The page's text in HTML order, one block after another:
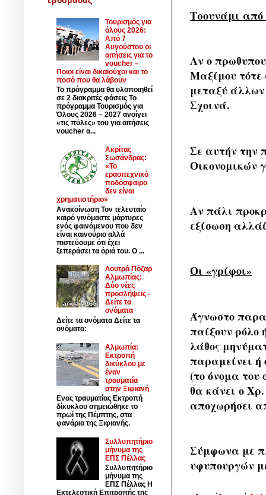
Τσουνάμι
Αν ο
Μαξίμου τότε
μεταξύ
Σχοινά.
Σε αυτήν την
Οικονομικών
Αν πάλι
εξίσωση
Οι «γρίφοι»
Άγνωστο
παίξουν ρόλο
λάθος
παραμείνει ή
(το όνομα του
θα κάνει ο
αποχωρήσει
Σύμφωνα με
υφυπουργών
Τουρισμός για
όλους 2026:
Από 7
Αυγούστου οι
αιτήσεις για το
voucher –
Ποιοι είναι δικαιούχοι και το
ποσό που θα λάβουν
Το πρόγραμμα θα υλοποιηθεί
σε 2 διακριτές φάσεις Το
πρόγραμμα Τουρισμός για
Όλους 2026 – 2027 ανοίγει
«τις πύλες» του για αιτήσεις
voucher α...
Ακρίτας
Σωσάνδρας:
«Το
ερασιτεχνικό
ποδόσφαιρο
δεν είναι
χρηματιστήριο»
Ανακοίνωση Τον τελευταίο
καιρό γινόμαστε μάρτυρες
ενός φαινόμενου που δεν
είναι καινούριο αλλά
πιστεύουμε ότι έχει
ξεπεράσει τα όριά του. Ο ...
Λουτρά Πόζαρ
Αλμωπίας:
Δύο νέες
προσλήψεις -
Δείτε τα
ονόματα
Δείτε τα ονόματα Δείτε τα
ονόματα:
Αλμωπία:
Εκτροπή
δικύκλου με
έναν
τραυματία
στην Ξιφιανή
Ενας τραυματίας Εκτροπή
δίκυκλου σημειώθηκε το
πρωί της Πέμπτης, στα
φανάρια της Ξιφιανής.
Συλλυπητήριο
μήνυμα της
ΕΠΣ Πέλλας
Συλλυπητήριο
μήνυμα της
ΕΠΣ Πέλλας Η
Εκτελεστική Επιτροπής της